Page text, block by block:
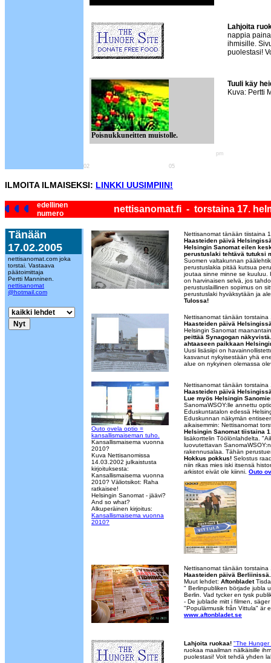
02
Lahjoita
nappia
ihmisille.
puolestasi!
Poisnukkuneitten muistolle.
Tuuli käy
Kuva: Pertti
pm
05
ILMOITA ILMAISEKSI: LINKKI UUSIMPIIN!
edellinen
numero
nettisanomat.fi - torstaina 17.
Tänään
17.02.2005
nettisanomat.com joka
torstai. Vastaava
päätoimittaja
Pertti Manninen.
nettisanomat
@hotmail.com
Nettisanomat tänään tiistaina
Haasteiden päivä
Helsingin Sanomat eilen
perustuslaki tehtävä tutuksi
Suomen valtakunnan
perustuslakia pitää kutsua
joutaa sinne minne se kuuluu.
on harvinaisen selvä, jos
perustuslaillinen sopimus on
perustuslaki hyväksytään ja
Tulossa!
Nettisanomat tänään torstaina
Haasteiden päivä
Helsingin Sanomat
peittää Synagogan
ahtaaseen paikkaan
Uusi lisäsiipi on
kasvanut nykyisestään yhä
alue on nykyinen olemassa
Outo ovela optio =
kansallismaiseman tuho.
Kansallismaisema vuonna
2010?
Kuva Nettisanomissa
14.03.2002 julkaistusta
kirjoituksesta:
Kansallismaisema vuonna
2010? Väliotsikot: Raha
ratkaisee!
Helsingin Sanomat - jäävi?
And so what?
Alkuperäinen kirjoitus:
Kansallismaisema vuonna
2010?
Nettisanomat tänään torstaina
Haasteiden päivä
Lue myös Helsingin
SanomaWSOY:lle annettu
Eduskuntatalon edessä
Eduskunnan näkymän
aikaisemmin: Nettisanomat
Helsingin Sanomat tiistaina
lisäkorttelin Töölönlahdelta.
luovutettavan
rakennusalaa. Tähän
Hokkus pokkus! Selostus
niin rikas mies iski itsensä
arkistot eivät ole kiinni. Outo
Nettisanomat tänään torstaina
Haasteiden päivä Berliinissä.
Muut lehdet: Aftonbladet
" Berlinpubliken började jubla
Berlin. Vad tycker en tysk
- De jublade mitt i filmen,
"Populärmusik från Vittula" är
www.aftonbladet.se
Lahjoita ruokaa! "The Hunger
ruokaa maailman nälkäisille
puolestasi! Voit tehdä yhden